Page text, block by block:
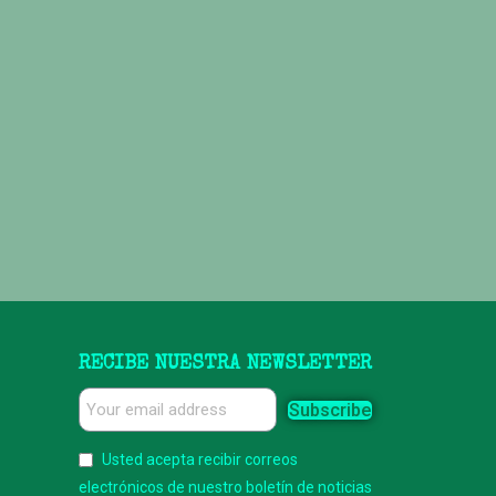
RECIBE NUESTRA NEWSLETTER
Subscribe
Usted acepta recibir correos
electrónicos de nuestro boletín de noticias